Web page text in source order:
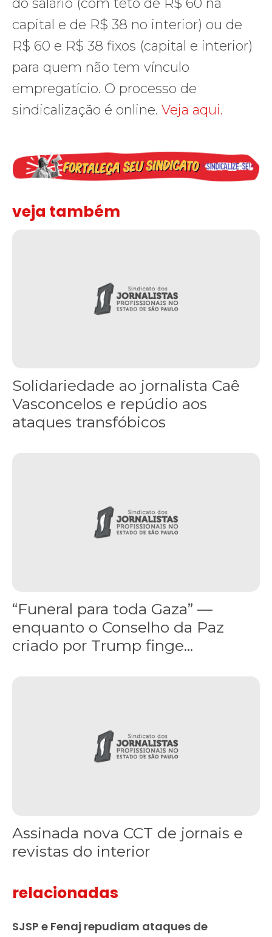
do salário (com teto de R$ 60 na
capital e de R$ 38 no interior) ou de
R$ 60 e R$ 38 fixos (capital e interior)
para quem não tem vínculo
empregatício. O processo de
sindicalização é online. Veja aqui.
veja também
Solidariedade ao jornalista Caê
Vasconcelos e repúdio aos
ataques transfóbicos
“Funeral para toda Gaza” —
enquanto o Conselho da Paz
criado por Trump finge...
Assinada nova CCT de jornais e
revistas do interior
relacionadas
SJSP e Fenaj repudiam ataques de